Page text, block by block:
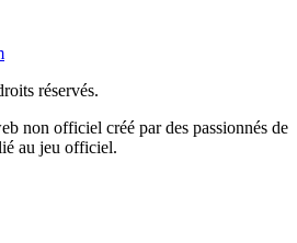
réservés.
non officiel créé par des passionnés de
au jeu officiel.